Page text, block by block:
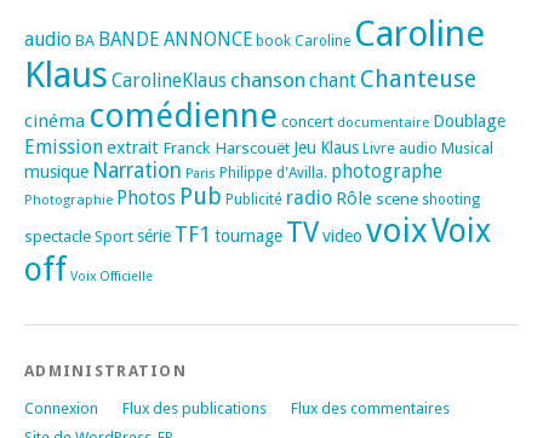
audio BA BANDE ANNONCE book Caroline Caroline
Klaus CarolineKlaus chanson chant Chanteuse
cinéma comédienne concert documentaire Doublage
Emissionextrait Franck Harscouët Jeu Klaus Livre audio Musical
musique Narration Paris Philippe d'Avilla. photographe
Photographie Photos Pub Publicité radio Rôle scene shooting
spectacle Sport série TF1 tournage TVvideo voixVoix
off Voix Officielle
ADMINISTRATION
Connexion Flux des publications
Flux des commentaires